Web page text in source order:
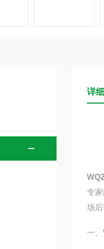
详
专
场
一、